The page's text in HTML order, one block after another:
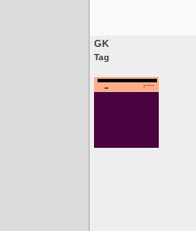
GK
Tag